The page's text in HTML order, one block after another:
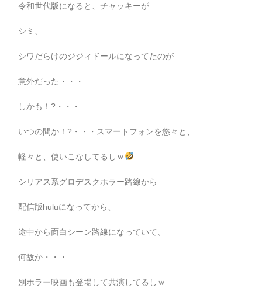
令和世代版になると、チャッキーが
シミ、
シワだらけのジジィドールになってたのが
意外だった・・・
しかも！?・・・
いつの間か！?・・・スマートフォンを悠々と、
軽々と、使いこなしてるしｗ
シリアス系グロデスクホラー路線から
配信版huluになってから、
途中から面白シーン路線になっていて、
何故か・・・
別ホラー映画も登場して共演してるしｗ